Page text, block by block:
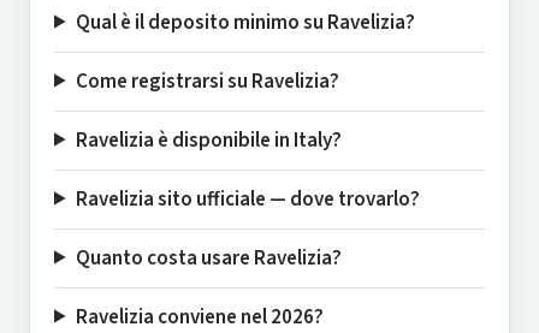
Qual è il deposito minimo su Ravelizia?
Come registrarsi su Ravelizia?
Ravelizia è disponibile in Italy?
Ravelizia sito ufficiale — dove trovarlo?
Quanto costa usare Ravelizia?
Ravelizia conviene nel 2026?